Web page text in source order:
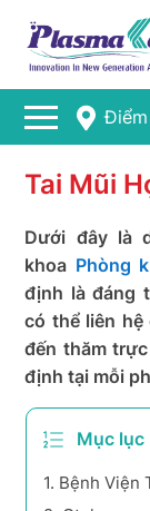
Tai Mũi
Dưới đây là
khoa Phòng
định là đáng
có thể liên hệ
đến thăm
định tại mỗi
Mục lục
1. Bệnh Viện